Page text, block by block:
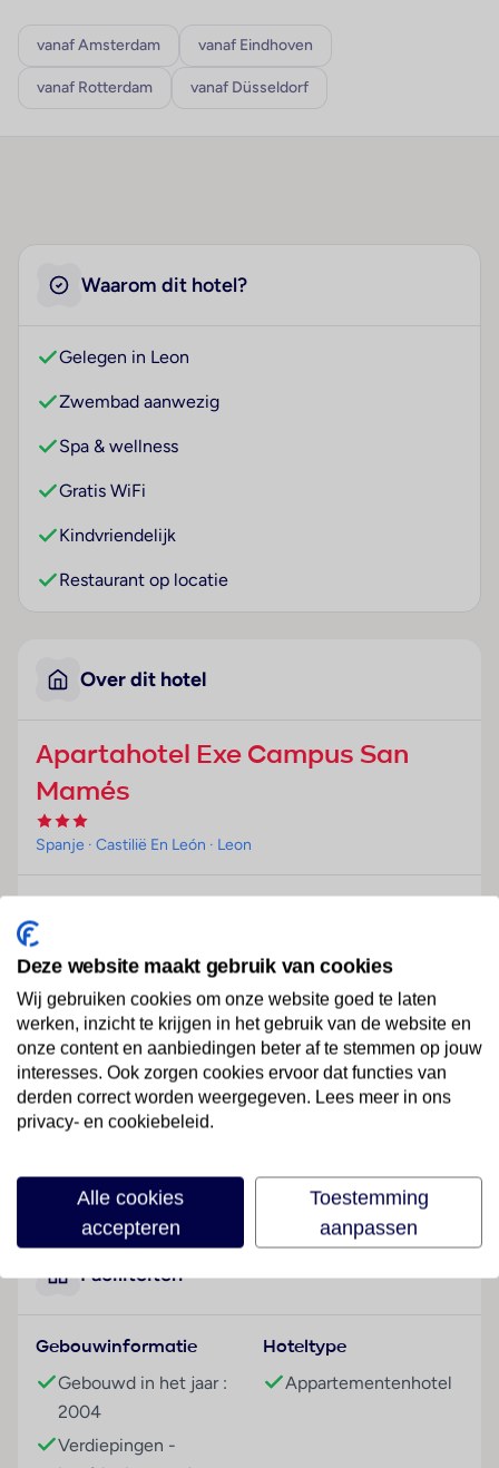
vanaf Amsterdam vanaf Eindhoven
vanaf Rotterdam vanaf Düsseldorf
Waarom dit hotel?
Gelegen in Leon
Zwembad aanwezig
Spa & wellness
Gratis WiFi
Kindvriendelijk
Restaurant op locatie
Over dit hotel
Apartahotel Exe Campus San
Mamés
Spanje · Castilië En León · Leon
Dit appartementencomplex ligt direct aan de campus
van de universiteit, ongeveer 10 min van de
historische binnenstad en de kathedraal.
Hotelfaciliteiten
Graag heet het aparthotel de gasten in een hotel met
4 verdiepingen met een lift en 57 appartementen
welkom. Engels- en Franstalig personeel bij de
receptie in de ontvangsthal is
Het hotel beschikt over verschillende gemakken voor
een comfortabel en een ontspannen verblijf
waaronder een garderobe, een bagagedepot, een
boeken van excursies. Het verblijf beschikt over een
aantal voor gehandicapten toegankelijke
voorzieningen. De gasten die met de auto komen,
kunnen in een garage of op de parkeerplaats parkeren.
Voor de gasten staan fietsparkeerplekken gereed,
Lees meer
Faciliteiten
Gebouwinformatie
Gebouwd in het jaar :
2004
Verdiepingen -
Hoteltype
Appartementenhotel
Deze website maakt gebruik van cookies
Wij gebruiken cookies om onze website goed te laten
werken, inzicht te krijgen in het gebruik van de website en
onze content en aanbiedingen beter af te stemmen op jouw
interesses. Ook zorgen cookies ervoor dat functies van
derden correct worden weergegeven. Lees meer in ons
privacy- en cookiebeleid.
Alle cookies
accepteren
Toestemming
aanpassen